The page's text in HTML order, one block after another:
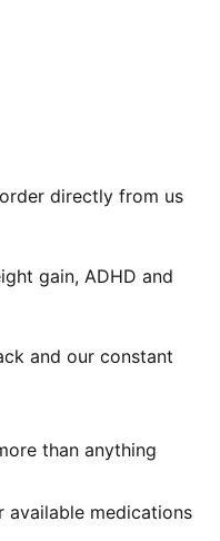
directly from us
gain, ADHD and
and our constant
than anything
medications